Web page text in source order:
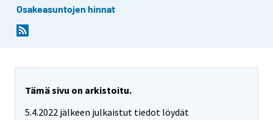
Osakeasuntojen hinnat
Tämä sivu on arkistoitu.
5.4.2022 jälkeen julkaistut tiedot löydät